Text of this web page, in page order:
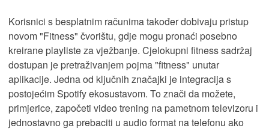
Korisnici s besplatnim računima također dobivaju pristup
novom "Fitness" čvorištu, gdje mogu pronaći posebno
kreirane playliste za vježbanje. Cjelokupni fitness sadržaj
dostupan je pretraživanjem pojma "fitness" unutar
aplikacije. Jedna od ključnih značajki je integracija s
postojećim Spotify ekosustavom. To znači da možete,
primjerice, započeti video trening na pametnom televizoru i
jednostavno ga prebaciti u audio format na telefonu ako